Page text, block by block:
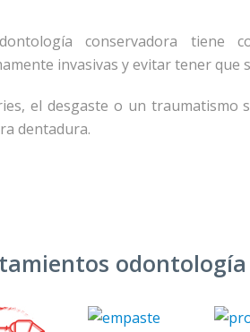
conservadora tiene
invasivas y evitar tener
el desgaste o un traumatismo
dentadura.